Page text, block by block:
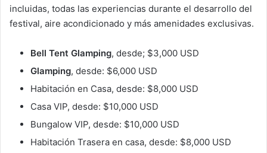
incluidas, todas las experiencias durante el desarrollo del
festival, aire acondicionado y más amenidades exclusivas.
Bell Tent Glamping, desde; $3,000 USD
Glamping, desde: $6,000 USD
Habitación en Casa, desde: $8,000 USD
Casa VIP, desde: $10,000 USD
Bungalow VIP, desde: $10,000 USD
Habitación Trasera en casa, desde: $8,000 USD